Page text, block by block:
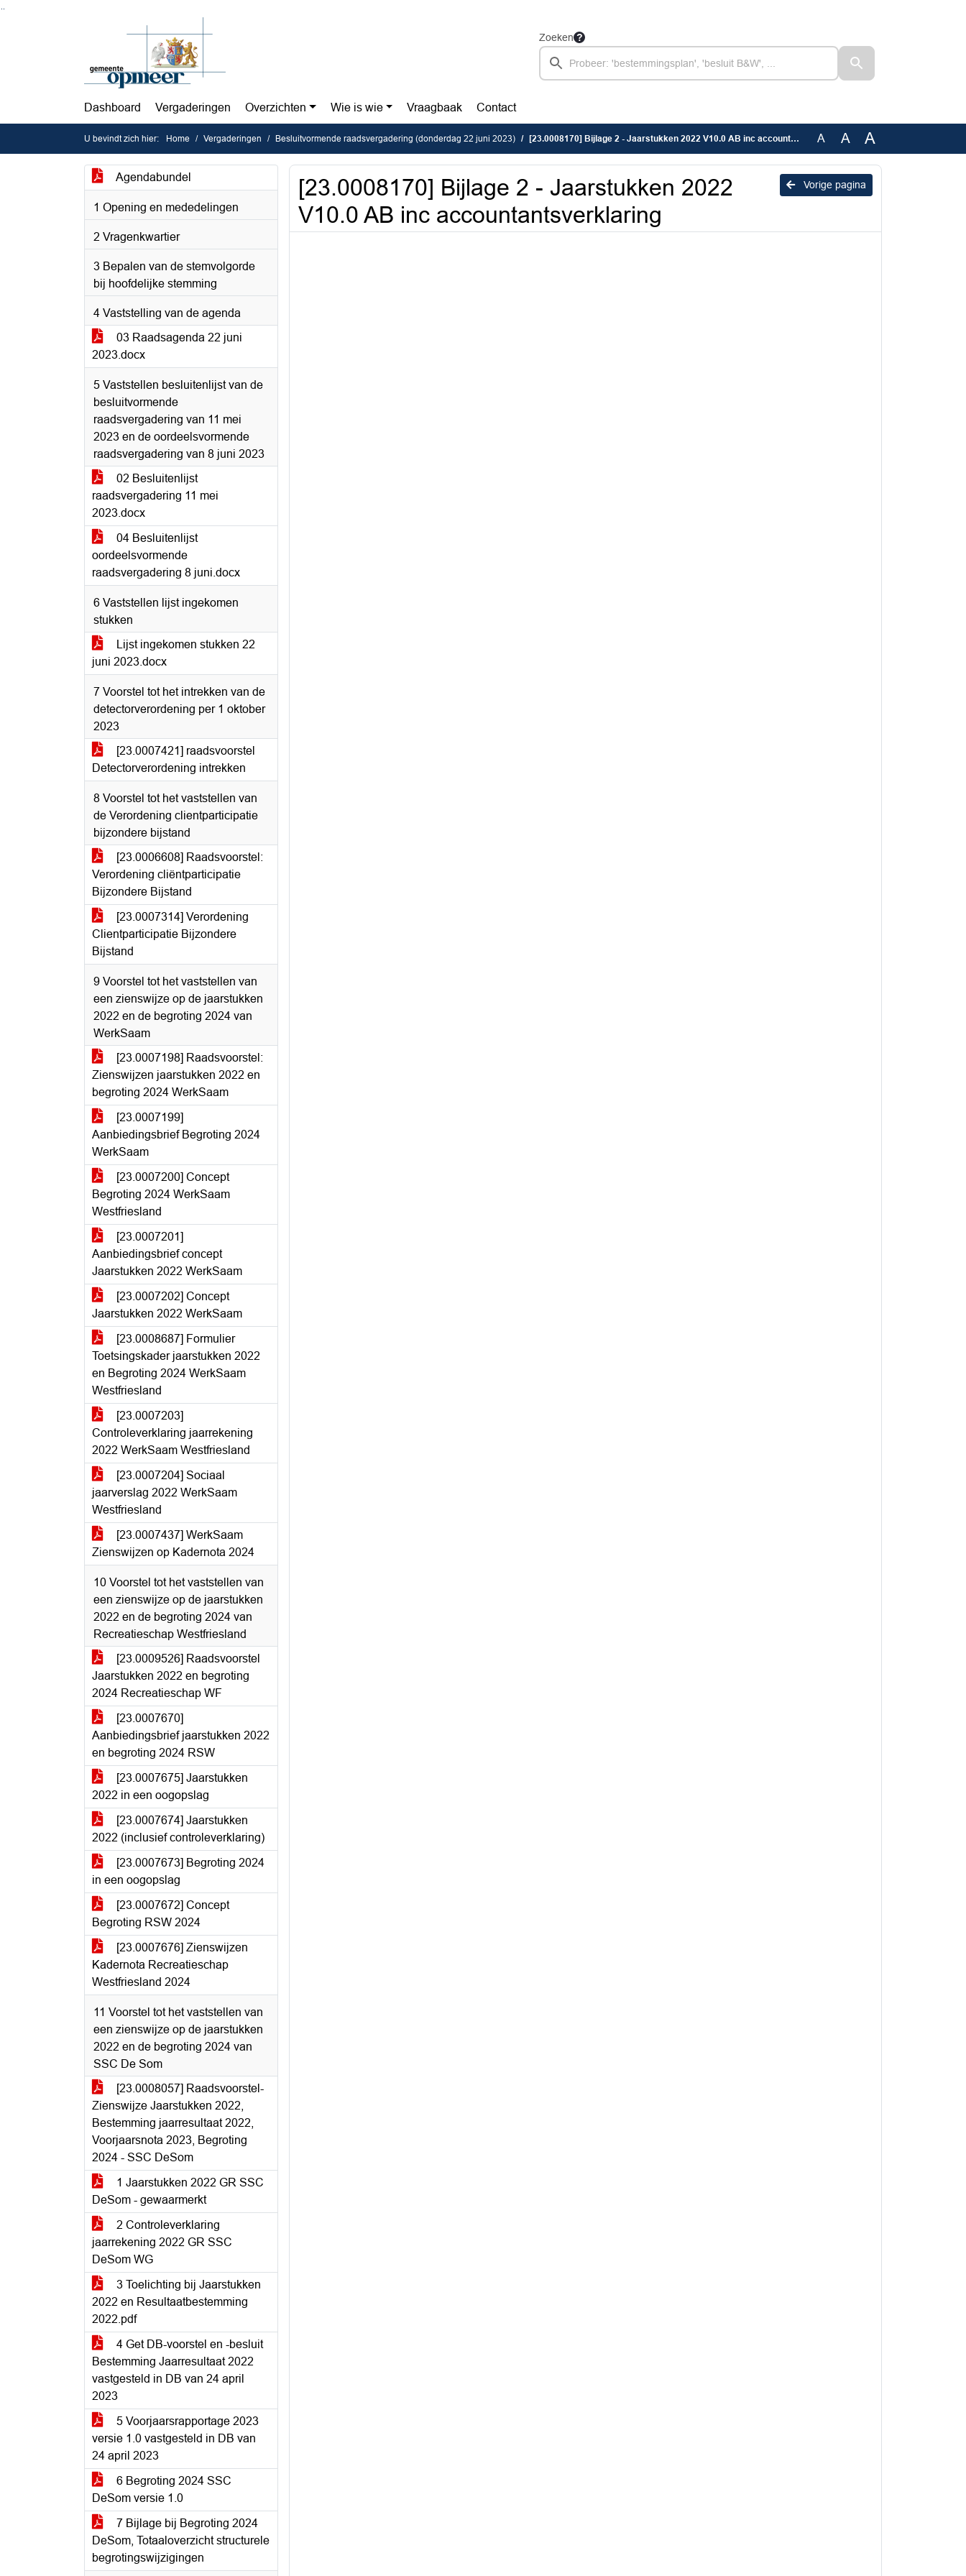
Zoeken
Dashboard Vergaderingen Overzichten Wie is wie Vraagbaak Contact
U bevindt zich hier: Home Vergaderingen Besluitvormende raadsvergadering (donderdag 22 juni 2023) [23.0008170] Bijlage 2 - Jaarstukken 2022 V10.0 AB inc accountantsverklaring A A A
Agendabundel
1 Opening en mededelingen
2 Vragenkwartier
3 Bepalen van de stemvolgorde
bij hoofdelijke stemming
4 Vaststelling van de agenda
03 Raadsagenda 22 juni
2023.docx
5 Vaststellen besluitenlijst van de
besluitvormende
raadsvergadering van 11 mei
2023 en de oordeelsvormende
raadsvergadering van 8 juni 2023
02 Besluitenlijst
raadsvergadering 11 mei
2023.docx
04 Besluitenlijst
oordeelsvormende
raadsvergadering 8 juni.docx
6 Vaststellen lijst ingekomen
stukken
Lijst ingekomen stukken 22
juni 2023.docx
7 Voorstel tot het intrekken van de
detectorverordening per 1 oktober
2023
[23.0007421] raadsvoorstel
Detectorverordening intrekken
8 Voorstel tot het vaststellen van
de Verordening clientparticipatie
bijzondere bijstand
[23.0006608] Raadsvoorstel:
Verordening cliëntparticipatie
Bijzondere Bijstand
[23.0007314] Verordening
Clientparticipatie Bijzondere
Bijstand
9 Voorstel tot het vaststellen van
een zienswijze op de jaarstukken
2022 en de begroting 2024 van
WerkSaam
[23.0007198] Raadsvoorstel:
Zienswijzen jaarstukken 2022 en
begroting 2024 WerkSaam
[23.0007199]
Aanbiedingsbrief Begroting 2024
WerkSaam
[23.0007200] Concept
Begroting 2024 WerkSaam
Westfriesland
[23.0007201]
Aanbiedingsbrief concept
Jaarstukken 2022 WerkSaam
[23.0007202] Concept
Jaarstukken 2022 WerkSaam
[23.0008687] Formulier
Toetsingskader jaarstukken 2022
en Begroting 2024 WerkSaam
Westfriesland
[23.0007203]
Controleverklaring jaarrekening
2022 WerkSaam Westfriesland
[23.0007204] Sociaal
jaarverslag 2022 WerkSaam
Westfriesland
[23.0007437] WerkSaam
Zienswijzen op Kadernota 2024
10 Voorstel tot het vaststellen van
een zienswijze op de jaarstukken
2022 en de begroting 2024 van
Recreatieschap Westfriesland
[23.0009526] Raadsvoorstel
Jaarstukken 2022 en begroting
2024 Recreatieschap WF
[23.0007670]
Aanbiedingsbrief jaarstukken 2022
en begroting 2024 RSW
[23.0007675] Jaarstukken
2022 in een oogopslag
[23.0007674] Jaarstukken
2022 (inclusief controleverklaring)
[23.0007673] Begroting 2024
in een oogopslag
[23.0007672] Concept
Begroting RSW 2024
[23.0007676] Zienswijzen
Kadernota Recreatieschap
Westfriesland 2024
11 Voorstel tot het vaststellen van
een zienswijze op de jaarstukken
2022 en de begroting 2024 van
SSC De Som
[23.0008057] Raadsvoorstel-
Zienswijze Jaarstukken 2022,
Bestemming jaarresultaat 2022,
Voorjaarsnota 2023, Begroting
2024 - SSC DeSom
1 Jaarstukken 2022 GR SSC
DeSom - gewaarmerkt
2 Controleverklaring
jaarrekening 2022 GR SSC
DeSom WG
3 Toelichting bij Jaarstukken
2022 en Resultaatbestemming
2022.pdf
4 Get DB-voorstel en -besluit
Bestemming Jaarresultaat 2022
vastgesteld in DB van 24 april
2023
5 Voorjaarsrapportage 2023
versie 1.0 vastgesteld in DB van
24 april 2023
6 Begroting 2024 SSC
DeSom versie 1.0
7 Bijlage bij Begroting 2024
DeSom, Totaaloverzicht structurele
begrotingswijzigingen
Vorige pagina
[23.0008170] Bijlage 2 - Jaarstukken 2022
V10.0 AB inc accountantsverklaring